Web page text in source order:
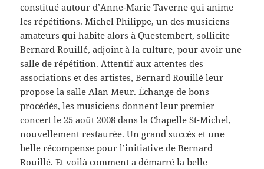
constitué autour d’Anne-Marie Taverne qui anime
les répétitions. Michel Philippe, un des musiciens
amateurs qui habite alors à Questembert, sollicite
Bernard Rouillé, adjoint à la culture, pour avoir une
salle de répétition. Attentif aux attentes des
associations et des artistes, Bernard Rouillé leur
propose la salle Alan Meur. Échange de bons
procédés, les musiciens donnent leur premier
concert le 25 août 2008 dans la Chapelle St-Michel,
nouvellement restaurée. Un grand succès et une
belle récompense pour l’initiative de Bernard
Rouillé. Et voilà comment a démarré la belle